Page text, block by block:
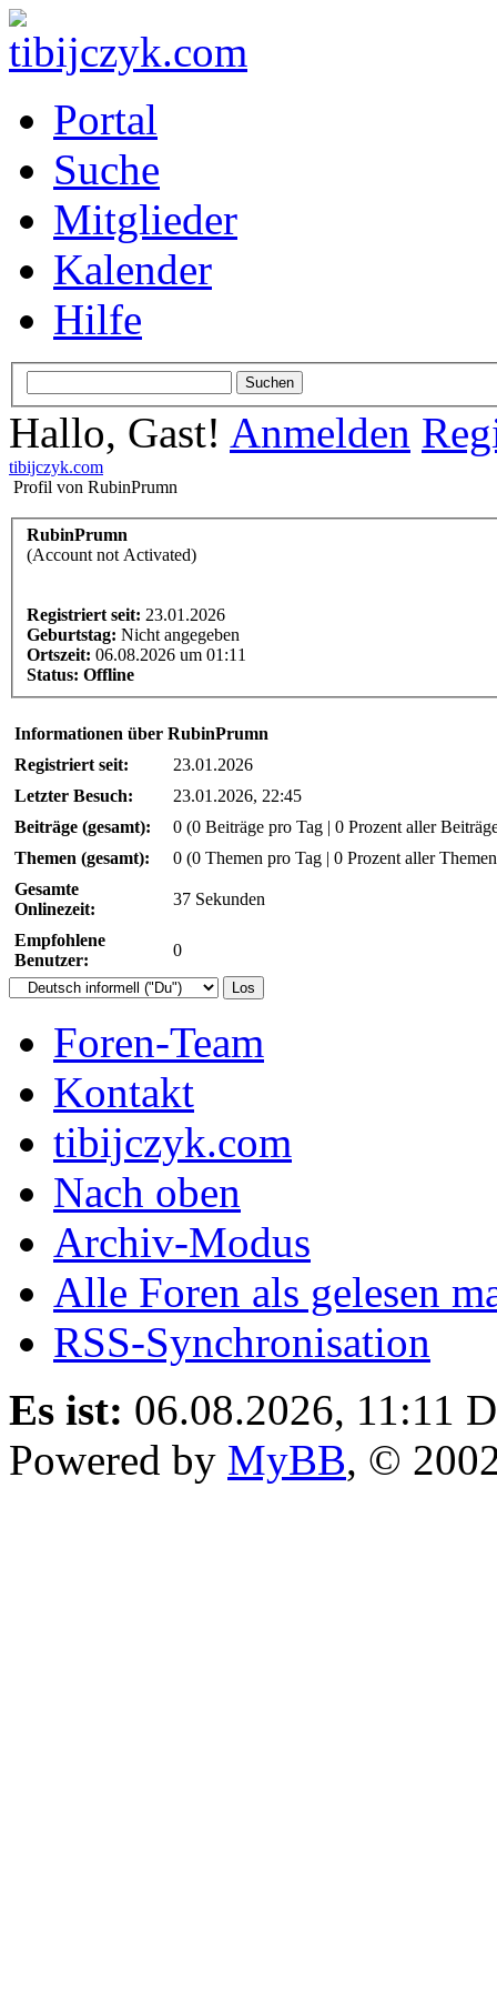
Portal
Suche
Mitglieder
Kalender
Hilfe
Hallo, Gast! Anmelden
tibijczyk.com
Profil von RubinPrumn
RubinPrumn
(Account not Activated)
Registriert seit: 23.01.2026
Geburtstag: Nicht angegeben
Ortszeit: 06.08.2026 um 01:11
Status: Offline
Informationen über RubinPrumn
Registriert seit:
23.01.2026
Letzter Besuch:
23.01.2026, 22:45
Beiträge (gesamt):
0 (0 Beiträge pro Tag | 0 Prozent aller
Themen (gesamt):
0 (0 Themen pro Tag | 0 Prozent aller
Gesamte
Onlinezeit:
37 Sekunden
Empfohlene
Benutzer:
0
Foren-Team
Kontakt
tibijczyk.com
Nach oben
Archiv-Modus
Alle Foren als gelesen
RSS-Synchronisation
Es ist: 06.08.2026, 11:11
Powered by MyBB, ©